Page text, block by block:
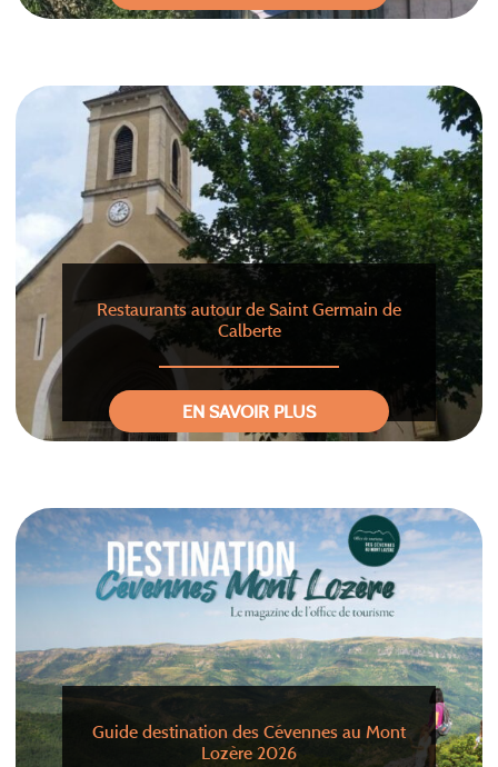
Restaurants autour de Saint Germain de
Calberte
EN SAVOIR PLUS
Guide destination des Cévennes au Mont
Lozère 2026